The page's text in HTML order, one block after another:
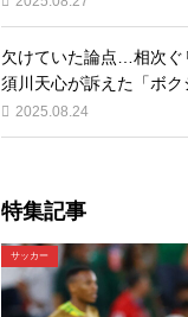
欠けていた論点…相次ぐ
須川天心が訴えた「ボク
2025.08.24
特集記事
サッカー